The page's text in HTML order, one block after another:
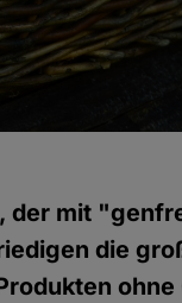
der mit
die